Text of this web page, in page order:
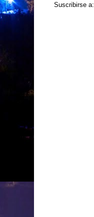
Suscribirse a: